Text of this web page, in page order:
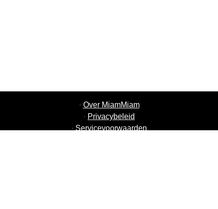
· Over MiamMiam
· Privacybeleid
· Servicevoorwaarden